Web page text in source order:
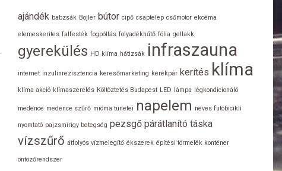
ajándék babzsák Bojler bútor cipő csaptelep csőmotor ekcéma
elemeskerites falfesték fogpótlás folyadékhűtő fólia gellakk
gyerekülés HD klíma hátizsák infraszauna
internet inzulinrezisztencia keresőmarketing kerékpár kerítés klíma
klíma akció klímaszerelés Költöztetés Budapest LED lámpa légkondicionáló
medence medence szűrő mióma tünetei napelem neves futóbicikli
nyomtató pajzsmirigy betegség pezsgő párátlanító táska
vízszűrő átfolyós vízmelegítő ékszerek építési törmelék konténer
öntözőrendszer